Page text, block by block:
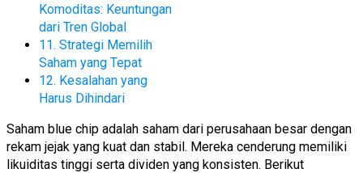
Komoditas: Keuntungan
dari Tren Global
11. Strategi Memilih
Saham yang Tepat
12. Kesalahan yang
Harus Dihindari
Saham blue chip adalah saham dari perusahaan besar dengan
rekam jejak yang kuat dan stabil. Mereka cenderung memiliki
likuiditas tinggi serta dividen yang konsisten. Berikut